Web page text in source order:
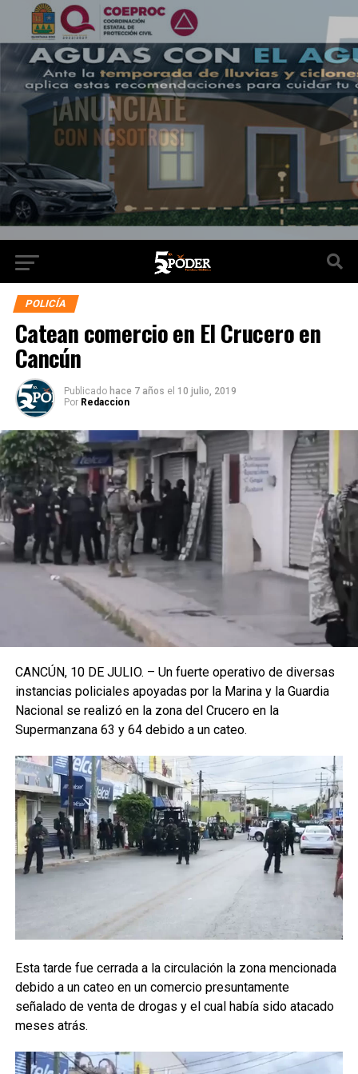
POLICÍA
Catean comercio en El Crucero en
Cancún
Publicado hace 7 años el 10 julio, 2019
Por Redaccion
CANCÚN, 10 DE JULIO. – Un fuerte operativo de diversas
instancias policiales apoyadas por la Marina y la Guardia
Nacional se realizó en la zona del Crucero en la
Supermanzana 63 y 64 debido a un cateo.
Esta tarde fue cerrada a la circulación la zona mencionada
debido a un cateo en un comercio presuntamente
señalado de venta de drogas y el cual había sido atacado
meses atrás.